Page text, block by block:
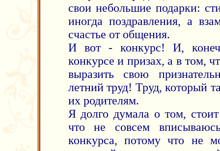
свои небольшие подарки:
иногда поздравления, а
счастье от общения.
И вот - конкурс! И,
конкурсе и призах, а в том,
выразить свою
летний труд! Труд, который
их родителям.
Я долго думала о том,
что не совсем
конкурса, потому что не